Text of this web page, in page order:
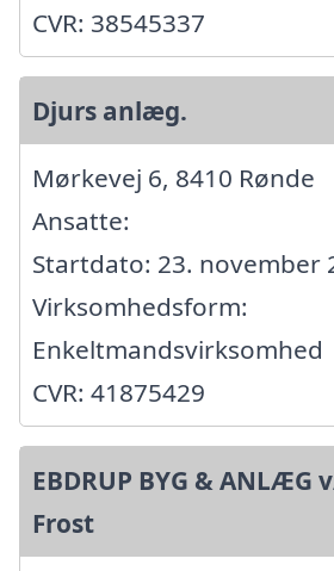
CVR: 38545337
Djurs anlæg.
Mørkevej 6, 8410 Rønde
Ansatte:
Startdato: 23. november
Virksomhedsform:
Enkeltmandsvirksomhed
CVR: 41875429
EBDRUP BYG & ANLÆG
Frost